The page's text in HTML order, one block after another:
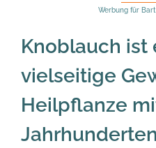
Werbung für
Knoblauch ist
vielseitige
Heilpflanze